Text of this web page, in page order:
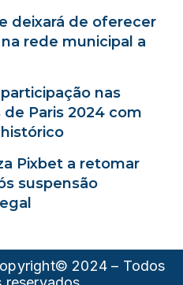
deixará de oferecer
rede municipal a
nas
de Paris 2024 com
Pixbet a retomar
suspensão
2024 – Todos